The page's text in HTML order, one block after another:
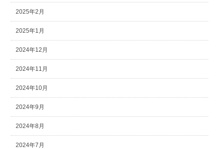
2025年2月
2025年1月
2024年12月
2024年11月
2024年10月
2024年9月
2024年8月
2024年7月